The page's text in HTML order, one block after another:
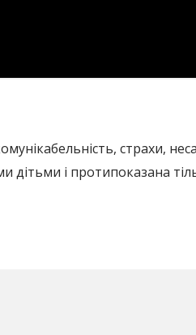
страхи,
дітьми і протипоказана